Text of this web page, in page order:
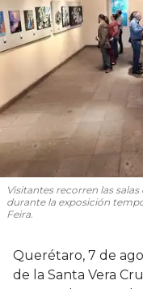
Visitantes recorren las
durante la exposición
Feira.
Querétaro, 7 de
de la Santa Vera